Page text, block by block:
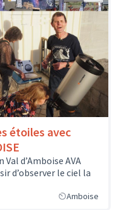
étoiles avec
d’Amboise AVA
d’observer le ciel la
Amboise